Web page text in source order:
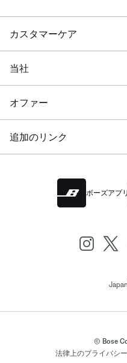
カスタマーケア
当社
オファー
追加のリンク
ボーズアプリ
Japan
© Bose
法律上のプライバシ